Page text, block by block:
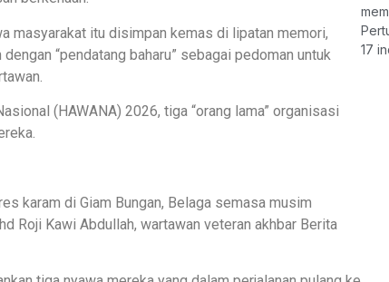
masyarakat itu disimpan kemas di lipatan memori,
“pendatang baharu” sebagai pedoman untuk
(HAWANA) 2026, tiga “orang lama” organisasi
karam di Giam Bungan, Belaga semasa musim
Roji Kawi Abdullah, wartawan veteran akhbar Berita
17